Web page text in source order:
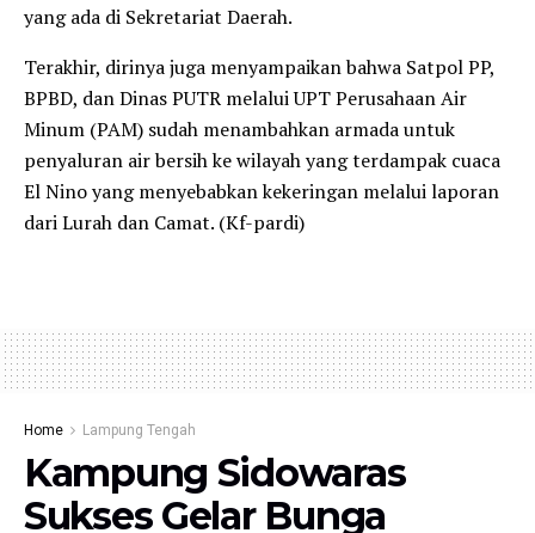
yang ada di Sekretariat Daerah.
Terakhir, dirinya juga menyampaikan bahwa Satpol PP,
BPBD, dan Dinas PUTR melalui UPT Perusahaan Air
Minum (PAM) sudah menambahkan armada untuk
penyaluran air bersih ke wilayah yang terdampak cuaca
El Nino yang menyebabkan kekeringan melalui laporan
dari Lurah dan Camat. (Kf-pardi)
Home Lampung Tengah
Kampung Sidowaras
Sukses Gelar Bunga